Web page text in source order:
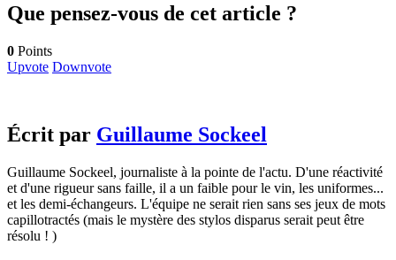
Que pensez-vous de cet article ?
0 Points
Upvote Downvote
Écrit par Guillaume Sockeel
Guillaume Sockeel, journaliste à la pointe de l'actu. D'une réactivité
et d'une rigueur sans faille, il a un faible pour le vin, les uniformes...
et les demi-échangeurs. L'équipe ne serait rien sans ses jeux de mots
capillotractés (mais le mystère des stylos disparus serait peut être
résolu ! )